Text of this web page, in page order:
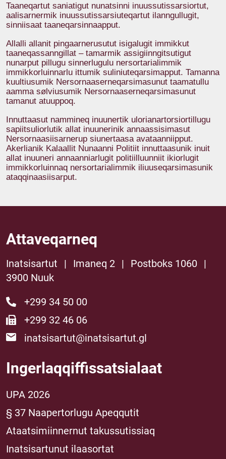
Taaneqartut saniatigut nunatsinni inuussutissarsiortut,
aalisarnermik inuussutissarsiuteqartut ilanngullugit,
sinniisaat taaneqarsinnaapput.
Allalli allanit pingaarnerusutut isigalugit immikkut
taaneqassanngillat – tamarmik assigiinngitsutigut
nunarput pillugu sinnerlugulu nersortarialimmik
immikkorluinnarlu ittumik suliniuteqarsimapput. Tamanna
kuultiusumik Nersornaaserneqarsimasunut taamatullu
aamma sølviusumik Nersornaaserneqarsimasunut
tamanut atuuppoq.
Innuttaasut nammineq inuunertik ulorianartorsiortillugu
sapiitsuliorlutik allat inuunerinik annaassisimasut
Nersornaasiisarnerup siunertaasa avataanniipput.
Akerlianik Kalaallit Nunaanni Politiit innuttaasunik inuit
allat inuuneri annaanniarlugit politiilluunniit ikiorlugit
immikkorluinnaq nersortarialimmik iliuuseqarsimasunik
ataqqinaasiisarput.
Attaveqarneq
Inatsisartut | Imaneq 2 | Postboks 1060
|
3900 Nuuk
+299 34 50 00
+299 32 46 06
inatsisartut@inatsisartut.gl
Ingerlaqqiffissatsialaat
UPA 2026
§ 37 Naapertorlugu Apeqqutit
Ataatsimiinnernut takussutissiaq
Inatsisartunut ilaasortat